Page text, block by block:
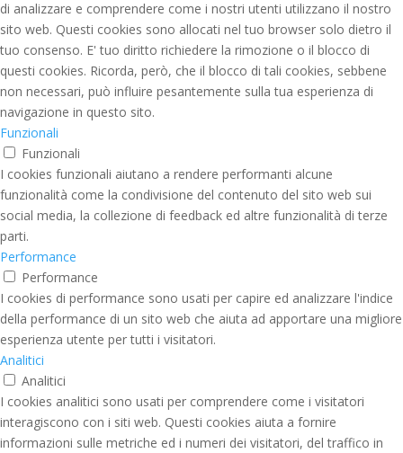
di analizzare e comprendere come i nostri utenti utilizzano il nostro
sito web. Questi cookies sono allocati nel tuo browser solo dietro il
tuo consenso. E' tuo diritto richiedere la rimozione o il blocco di
questi cookies. Ricorda, però, che il blocco di tali cookies, sebbene
non necessari, può influire pesantemente sulla tua esperienza di
navigazione in questo sito.
Funzionali
Funzionali
I cookies funzionali aiutano a rendere performanti alcune
funzionalità come la condivisione del contenuto del sito web sui
social media, la collezione di feedback ed altre funzionalità di terze
parti.
Performance
Performance
I cookies di performance sono usati per capire ed analizzare l'indice
della performance di un sito web che aiuta ad apportare una migliore
esperienza utente per tutti i visitatori.
Analitici
Analitici
I cookies analitici sono usati per comprendere come i visitatori
interagiscono con i siti web. Questi cookies aiuta a fornire
informazioni sulle metriche ed i numeri dei visitatori, del traffico in